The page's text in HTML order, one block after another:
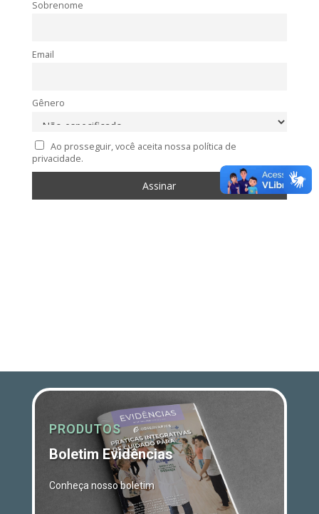
Sobrenome
Email
Gênero
Ao prosseguir, você aceita nossa política de
privacidade.
PRODUTOS
Boletim Evidências
Conheça nosso boletim